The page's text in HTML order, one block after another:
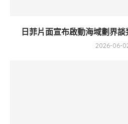
日菲片面宣布啟動海域劃界
2026-06-